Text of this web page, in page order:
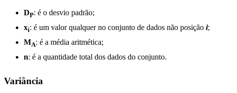
DP: é o desvio padrão;
xi: é um valor qualquer no conjunto de dados não posição i;
MA: é a média aritmética;
n: é a quantidade total dos dados do conjunto.
Variância